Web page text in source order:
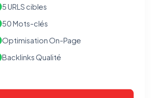
5 URLS cibles
50 Mots-clés
Optimisation On-Page
Backlinks Qualité